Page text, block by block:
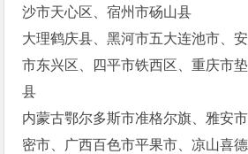
沙市天心区、宿州市砀山县
大理鹤庆县、黑河市五大连池市、
市东兴区、四平市铁西区、重庆市
县
内蒙古鄂尔多斯市准格尔旗、雅安
密市、广西百色市平果市、凉山喜